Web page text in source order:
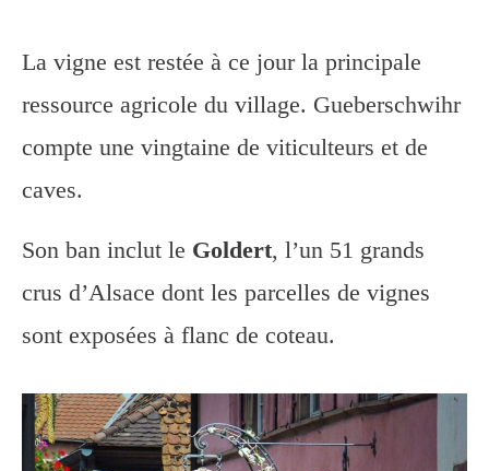
La vigne est restée à ce jour la principale
ressource agricole du village. Gueberschwihr
compte une vingtaine de viticulteurs et de
caves.
Son ban inclut le Goldert, l’un 51 grands
crus d’Alsace dont les parcelles de vignes
sont exposées à flanc de coteau.